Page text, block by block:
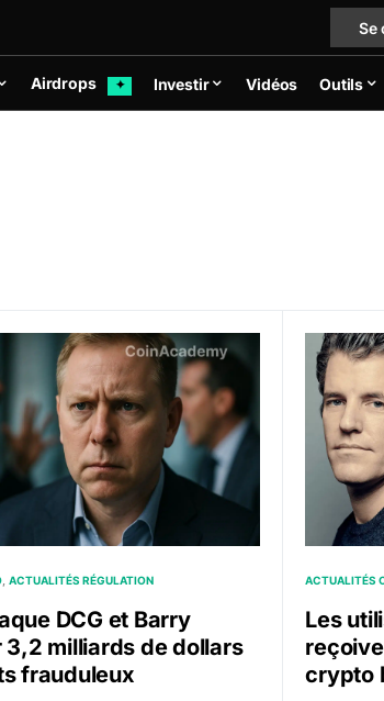
Se
Airdrops ✦ Investir Vidéos Outils
de dollars
DCG et Barry Silbert pour 3,2 milliards de
ACTUALITÉS RÉGULATION
DCG et Barry
3,2 milliards de dollars
frauduleux
Les
ACTUALITÉS
Les
crypto